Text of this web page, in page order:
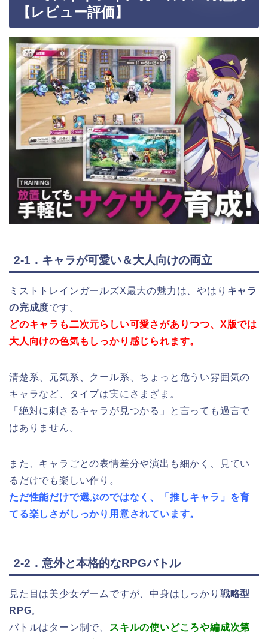
【レビュー評価】
2-1．キャラが可愛い＆大人向けの両立
ミストトレインガールズX最大の魅力は、やはり キャラ
の完成度です。
どのキャラも二次元らしい可愛さがありつつ、X版では
大人向けの色気もしっかり感じられます。
清楚系、元気系、クール系、ちょっと危うい雰囲気の
キャラなど、タイプは実にさまざま。
「絶対に刺さるキャラが見つかる」と言っても過言で
はありません。
また、キャラごとの表情差分や演出も細かく、見てい
るだけでも楽しい作り。
ただ性能だけで選ぶのではなく、「推しキャラ」を育
てる楽しさがしっかり用意されています。
2-2．意外と本格的なRPGバトル
見た目は美少女ゲームですが、中身はしっかり 戦略型
RPG。
バトルはターン制で、
スキルの使いどころや編成次第